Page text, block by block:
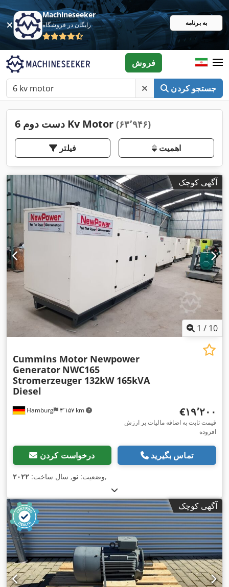
Machineseeker
رایگان در فروشگاه به برنامه
جستجو کردن
فروش
دست دوم 6 Kv Motor (۶۳٬۹۴۶)
فیلتر اهمیت
آگهی کوچک
1 / 10
Hamburg ۴٬۱۵۷ km
Cummins Motor Newpower
Generator NWC165
Stromerzeuger 132kW 165kVA
Diesel
‎€۱۹٬۲۰۰
قیمت ثابت به اضافه مالیات بر ارزش
افزوده
درخواست کردن تماس بگیرید
وضعیت: نو, سال ساخت: ۲۰۲۲ ,
آگهی کوچک